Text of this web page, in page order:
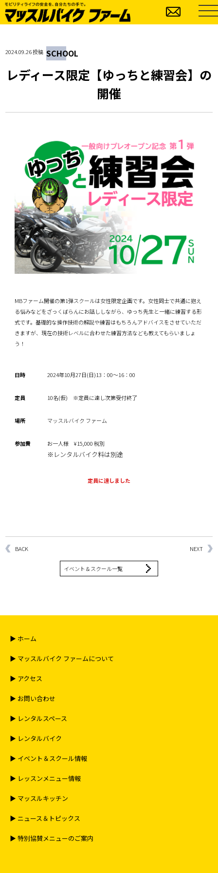
2024.09.26 投稿 SCHOOL
レディース限定【ゆっちと練習会】の
開催
MBファーム開催の第1弾スクールは女性限定企画です。女性同士で共通に抱え
る悩みなどをざっくばらんにお話ししながら、ゆっち先生と一緒に練習する形
式です。基礎的な操作技術の解説や練習はもちろんアドバイスをさせていただ
きますが、現在の技術レベルに合わせた練習方法なども教えてもらいましょ
う！
日時 2024年10月27日(日)13：00〜16：00
定員 10名(仮) ※定員に達し次第受付終了
場所 マッスルバイク ファーム
参加費 お一人様 ¥15,000 税別
※レンタルバイク料は別途
定員に達しました
BACK NEXT
イベント＆スクール一覧
▶︎ ホーム
▶︎ マッスルバイク ファームについて
▶︎ アクセス
▶︎ お問い合わせ
▶︎ レンタルスペース
▶︎ レンタルバイク
▶︎ イベント＆スクール情報
▶︎ レッスンメニュー情報
▶︎ マッスルキッチン
▶︎ ニュース＆トピックス
▶︎ 特別協賛メニューのご案内